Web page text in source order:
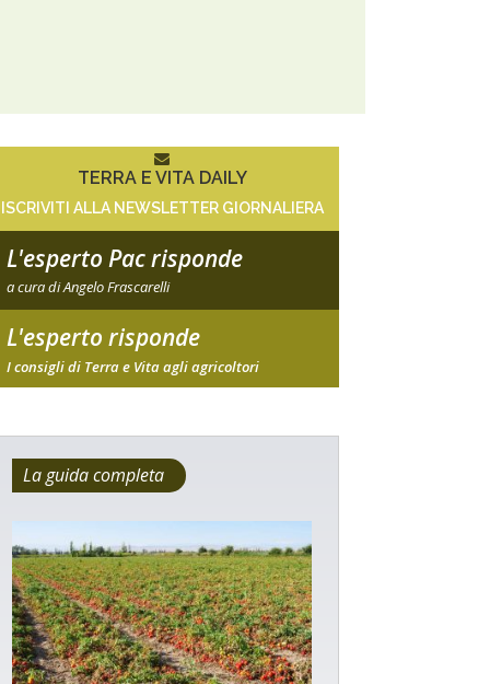
TERRA E VITA DAILY
ISCRIVITI ALLA NEWSLETTER GIORNALIERA
L'esperto Pac risponde
a cura di Angelo Frascarelli
L'esperto risponde
I consigli di Terra e Vita agli agricoltori
La guida completa